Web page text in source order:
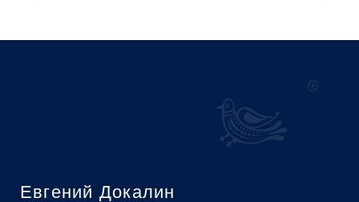
Любая информация, представленная на данном сайте,